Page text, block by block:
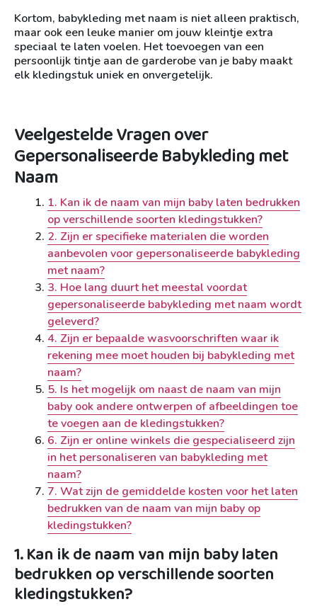
Kortom, babykleding met naam is niet alleen praktisch,
maar ook een leuke manier om jouw kleintje extra
speciaal te laten voelen. Het toevoegen van een
persoonlijk tintje aan de garderobe van je baby maakt
elk kledingstuk uniek en onvergetelijk.
Veelgestelde Vragen over
Gepersonaliseerde Babykleding met
Naam
1. Kan ik de naam van mijn baby laten bedrukken
op verschillende soorten kledingstukken?
2. Zijn er specifieke materialen die worden
aanbevolen voor gepersonaliseerde babykleding
met naam?
3. Hoe lang duurt het meestal voordat
gepersonaliseerde babykleding met naam wordt
geleverd?
4. Zijn er bepaalde wasvoorschriften waar ik
rekening mee moet houden bij babykleding met
naam?
5. Is het mogelijk om naast de naam van mijn
baby ook andere ontwerpen of afbeeldingen toe
te voegen aan de kledingstukken?
6. Zijn er online winkels die gespecialiseerd zijn
in het personaliseren van babykleding met
naam?
7. Wat zijn de gemiddelde kosten voor het laten
bedrukken van de naam van mijn baby op
kledingstukken?
1. Kan ik de naam van mijn baby laten
bedrukken op verschillende soorten
kledingstukken?